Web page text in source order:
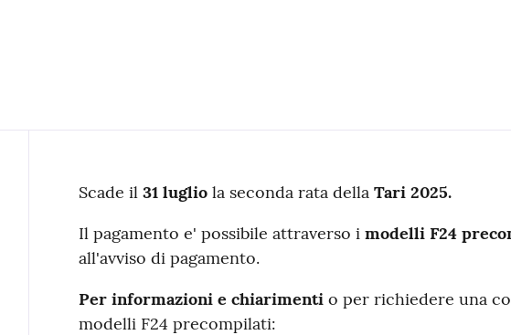
Contenuto
Scade il 31 lugliola seconda rata della Tari 2025.
Il pagamento e' possibile attraverso i modelli F24
all'avviso di pagamento.
Per informazioni e chiarimenti o per richiedere una
modelli F24 precompilati: